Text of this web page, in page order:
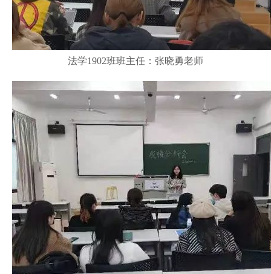
法学1902班班主任：张晓勇老师